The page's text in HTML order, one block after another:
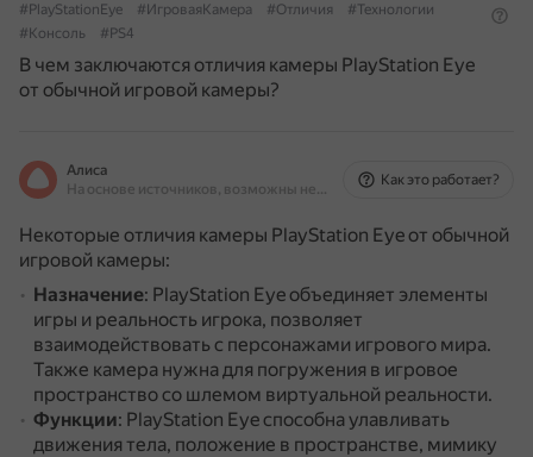
#PlayStationEye
#ИгроваяКамера #Отличия
#Технологии
#Консоль
#PS4
В чем заключаются отличия камеры PlayStation Eye
от обычной игровой камеры?
Алиса
На основе источников, возможны неточности
Как это работает?
Некоторые отличия камеры PlayStation Eye от обычной
игровой камеры:
Назначение: PlayStation Eye объединяет элементы
игры и реальность игрока, позволяет
взаимодействовать с персонажами игрового мира.
Также камера нужна для погружения в игровое
пространство со шлемом виртуальной реальности.
Функции: PlayStation Eye способна улавливать
движения тела, положение в пространстве, мимику